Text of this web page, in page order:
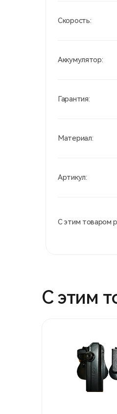
Скорость:
Аккумулятор:
Гарантия:
Материал:
Артикул:
С этим товаром
С этим